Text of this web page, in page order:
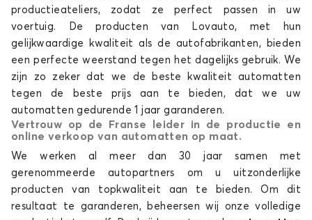
productieateliers, zodat ze perfect passen in uw
voertuig. De producten van Lovauto, met hun
gelijkwaardige kwaliteit als de autofabrikanten, bieden
een perfecte weerstand tegen het dagelijks gebruik. We
zijn zo zeker dat we de beste kwaliteit automatten
tegen de beste prijs aan te bieden, dat we uw
automatten gedurende 1 jaar garanderen.
Vertrouw op de Franse leider in de productie en
online verkoop van automatten op maat.
We werken al meer dan 30 jaar samen met
gerenommeerde autopartners om u uitzonderlijke
producten van topkwaliteit aan te bieden. Om dit
resultaat te garanderen, beheersen wij onze volledige